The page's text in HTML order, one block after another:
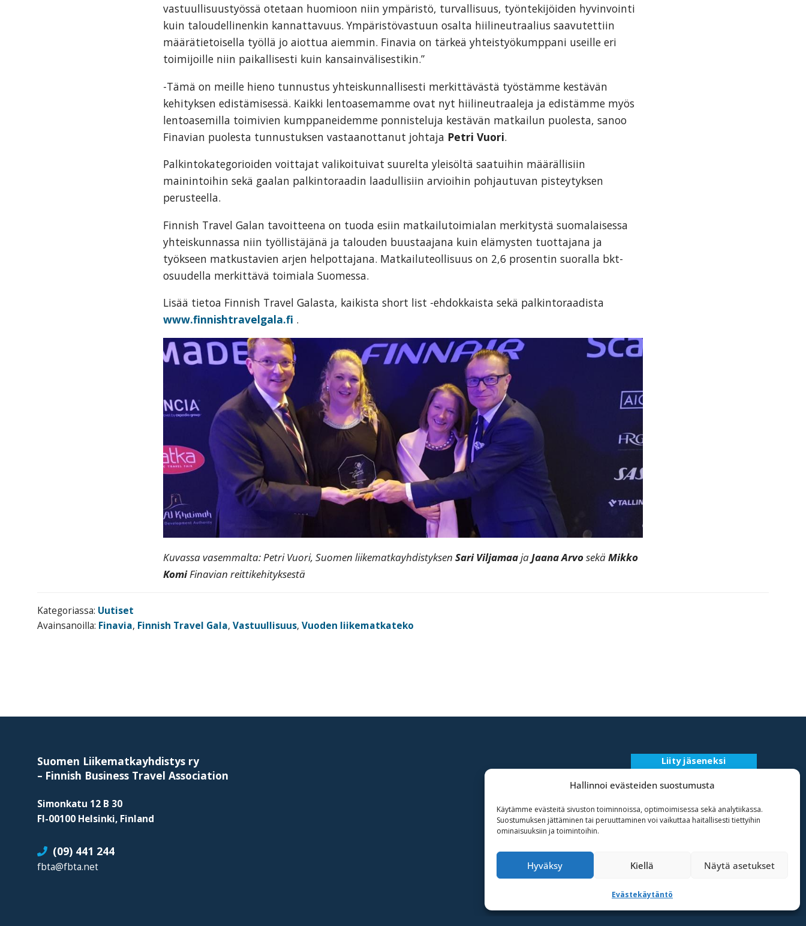
Hallinnoi evästeiden suostumusta
Käytämme evästeitä sivuston toiminnoissa, optimoimisessa sekä analytiikassa.
Suostumuksen jättäminen tai peruuttaminen voi vaikuttaa haitallisesti tiettyihin
ominaisuuksiin ja toimintoihin.
Hyväksy Kiellä Näytä asetukset
Evästekäytäntö
vastuullisuustyössä otetaan huomioon niin ympäristö, turvallisuus, työntekijöiden hyvinvointi
kuin taloudellinenkin kannattavuus. Ympäristövastuun osalta hiilineutraalius saavutettiin
määrätietoisella työllä jo aiottua aiemmin. Finavia on tärkeä yhteistyökumppani useille eri
toimijoille niin paikallisesti kuin kansainvälisestikin.”
-Tämä on meille hieno tunnustus yhteiskunnallisesti merkittävästä työstämme kestävän
kehityksen edistämisessä. Kaikki lentoasemamme ovat nyt hiilineutraaleja ja edistämme myös
lentoasemilla toimivien kumppaneidemme ponnisteluja kestävän matkailun puolesta, sanoo
Finavian puolesta tunnustuksen vastaanottanut johtaja Petri Vuori.
Palkintokategorioiden voittajat valikoituivat suurelta yleisöltä saatuihin määrällisiin
mainintoihin sekä gaalan palkintoraadin laadullisiin arvioihin pohjautuvan pisteytyksen
perusteella.
Finnish Travel Galan tavoitteena on tuoda esiin matkailutoimialan merkitystä suomalaisessa
yhteiskunnassa niin työllistäjänä ja talouden buustaajana kuin elämysten tuottajana ja
työkseen matkustavien arjen helpottajana. Matkailuteollisuus on 2,6 prosentin suoralla bkt-
osuudella merkittävä toimiala Suomessa.
Lisää tietoa Finnish Travel Galasta, kaikista short list -ehdokkaista sekä palkintoraadista
www.finnishtravelgala.fi .
Kuvassa vasemmalta: Petri Vuori, Suomen liikematkayhdistyksen Sari Viljamaaja Jaana ArvosekäMikko
KomiFinavian reittikehityksestä
Kategoriassa: Uutiset
Avainsanoilla: Finavia, Finnish Travel Gala, Vastuullisuus, Vuoden liikematkateko
Suomen Liikematkayhdistys ry
– Finnish Business Travel Association
Simonkatu 12 B 30
FI-00100 Helsinki, Finland
(09) 441 244
fbta@fbta.net
Liity jäseneksi